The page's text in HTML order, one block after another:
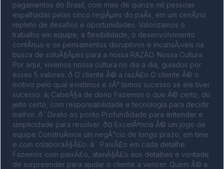
pagamentos do Brasil, com mais de quinze mil pessoas
espalhadas pelas cinco regiÃµes do paÃ­s, em um cenÃ¡rio
repleto de desafios e oportunidades. Valorizamos o
trabalho em equipe, a flexibilidade, o desenvolvimento
contÃ­nuo e os pensamentos disruptivos e incansÃ¡veis na
busca de soluÃ§Ãµes para a nossa RAZÃO. Nossa Cultura
Por aqui, vivemos nossa cultura no dia a dia, guiados por
esses 5 valores: ð O cliente Ã© a razÃ£o O cliente Ã© o
motivo pelo qual existimos e sÃ³ temos sucesso se ele tiver
sucesso. â¡ CabeÃ§a de dono Fazemos o que Ã© certo, do
jeito certo, com responsabilidade e tecnologia para decidir
melhor. ð¯ Direto ao ponto Profundidade para entender e
simplicidade para resolver. ð¤ ExcelÃªncia Ã© um jogo de
equipe ConstruÃ­mos um negÃ³cio de longo prazo, em time
e com colaboraÃ§Ã£o. â¨ PaixÃ£o em cada detalhe
Fazemos com paixÃ£o, atenÃ§Ã£o aos detalhes e vontade
de surpreender para ajudar o cliente a vencer. Quem Ã© a